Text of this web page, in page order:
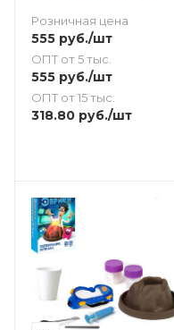
Розничная цена
555 руб./шт
ОПТ от 5 тыс.
555 руб./шт
ОПТ от 15 тыс.
318.80 руб./шт